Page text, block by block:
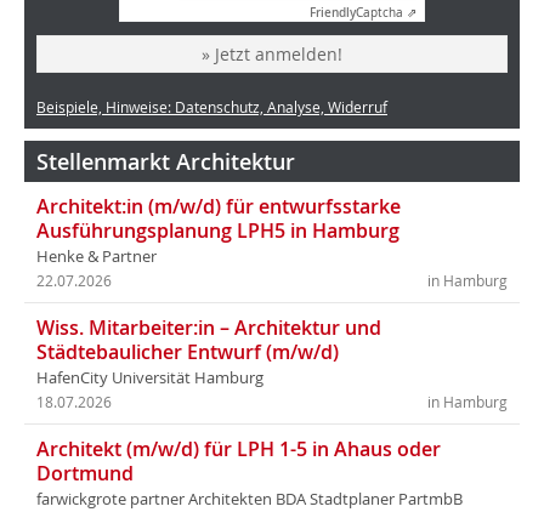
FriendlyCaptcha ⇗
» Jetzt anmelden!
Beispiele, Hinweise: Datenschutz, Analyse, Widerruf
Stellenmarkt Architektur
Architekt:in (m/w/d) für entwurfsstarke
Ausführungsplanung LPH5 in Hamburg
Henke & Partner
in Hamburg
22.07.2026
Wiss. Mitarbeiter:in – Architektur und
Städtebaulicher Entwurf (m/w/d)
HafenCity Universität Hamburg
in Hamburg
18.07.2026
Architekt (m/w/d) für LPH 1-5 in Ahaus oder
Dortmund
farwickgrote partner Architekten BDA Stadtplaner PartmbB